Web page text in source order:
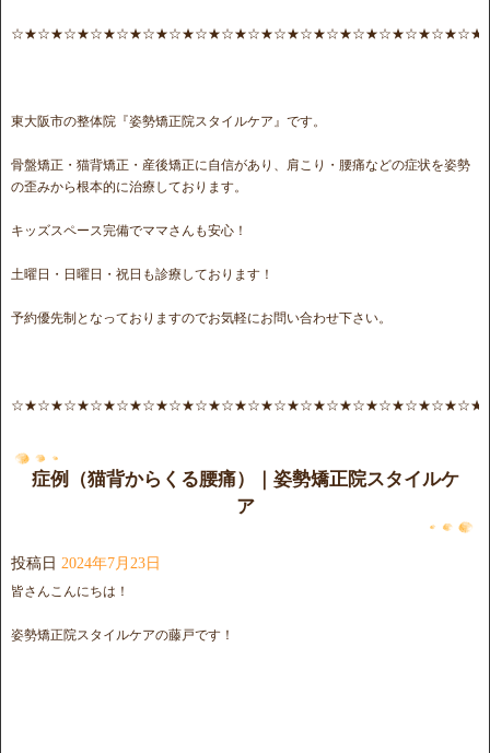
東大阪市の整体院『姿勢矯正院スタイルケア』です。
骨盤矯正・猫背矯正・産後矯正に自信があり、肩こり・腰痛などの症状を姿勢
の歪みから根本的に治療しております。
キッズスペース完備でママさんも安心！
土曜日・日曜日・祝日も診療しております！
予約優先制となっておりますのでお気軽にお問い合わせ下さい。
症例（猫背からくる腰痛）｜姿勢矯正院スタイルケ
ア
投稿日 2024年7月23日
皆さんこんにちは！
姿勢矯正院スタイルケアの藤戸です！